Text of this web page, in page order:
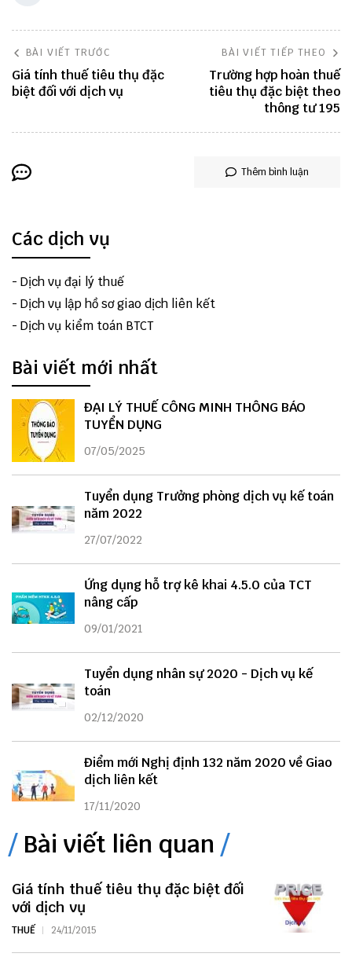
BÀI VIẾT TRƯỚC
Giá tính thuế tiêu thụ đặc
biệt đối với dịch vụ
BÀI VIẾT TIẾP THEO
Trường hợp hoàn thuế
tiêu thụ đặc biệt theo
thông tư 195
Thêm bình luận
Các dịch vụ
- Dịch vụ đại lý thuế
- Dịch vụ lập hồ sơ giao dịch liên kết
- Dịch vụ kiểm toán BTCT
Bài viết mới nhất
ĐẠI LÝ THUẾ CÔNG MINH THÔNG BÁO
TUYỂN DỤNG
07/05/2025
Tuyển dụng Trưởng phòng dịch vụ kế toán
năm 2022
27/07/2022
Ứng dụng hỗ trợ kê khai 4.5.0 của TCT
nâng cấp
09/01/2021
Tuyển dụng nhân sự 2020 - Dịch vụ kế
toán
02/12/2020
Điểm mới Nghị định 132 năm 2020 về Giao
dịch liên kết
17/11/2020
Bài viết liên quan
Giá tính thuế tiêu thụ đặc biệt đối
với dịch vụ
THUẾ 24/11/2015